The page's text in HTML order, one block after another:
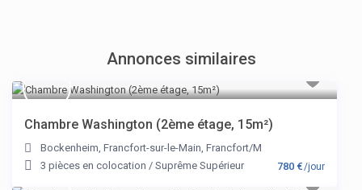
Annonces similaires
780 €/jour
Chambre Washington (2ème étage, 15m²)
Bockenheim,Francfort-sur-le-Main,Francfort/M
3 pièces en colocation /Suprême Supérieur